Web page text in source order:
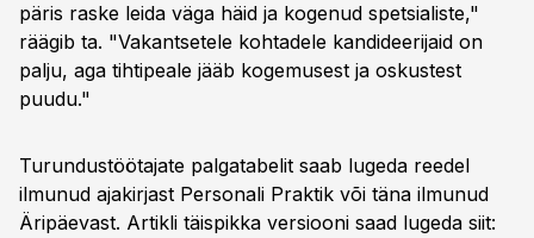
päris raske leida väga häid ja kogenud spetsialiste,"
räägib ta. "Vakantsetele kohtadele kandideerijaid on
palju, aga tihtipeale jääb kogemusest ja oskustest
puudu."
Turundustöötajate palgatabelit saab lugeda reedel
ilmunud ajakirjast Personali Praktik või täna ilmunud
Äripäevast. Artikli täispikka versiooni saad lugeda siit: